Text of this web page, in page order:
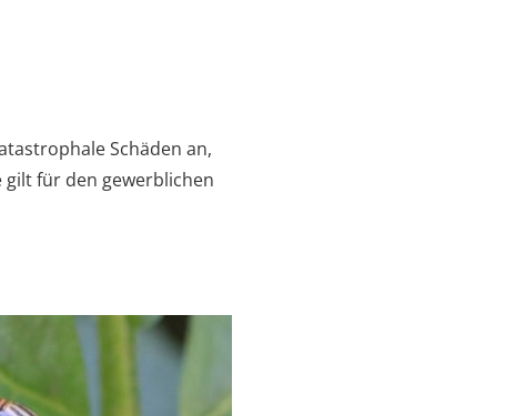
Schäden an,
gilt für den gewerblichen